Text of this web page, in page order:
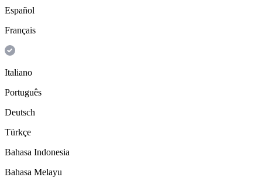
Español
Français
Italiano
Português
Deutsch
Türkçe
Bahasa Indonesia
Bahasa Melayu